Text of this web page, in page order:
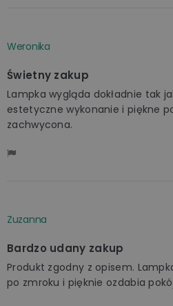
Weronika
Świetny zakup
Lampka wygląda dokładnie tak
estetyczne wykonanie i piękne
zachwycona.
Zuzanna
Bardzo udany zakup
Produkt zgodny z opisem.
po zmroku i pięknie ozdabia